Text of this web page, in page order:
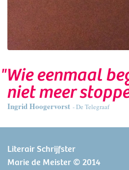
"Wie eenmaal
niet meer
Ingrid Hoogervorst - De Telegraaf
Literair Schrijfster
Marie de Meister © 2014